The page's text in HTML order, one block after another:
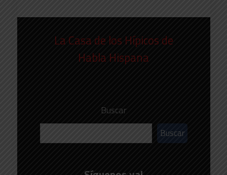
La Casa de los Hípicos de
Habla Hispana
Buscar
Buscar